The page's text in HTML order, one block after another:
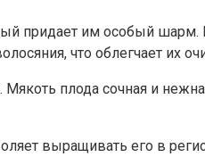
придает им особый
что облегчает их
плода сочная и
выращивать его в